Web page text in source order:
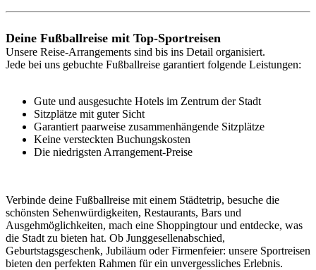
Deine Fußballreise mit Top-Sportreisen
Unsere Reise-Arrangements sind bis ins Detail organisiert.
Jede bei uns gebuchte Fußballreise garantiert folgende Leistungen:
Gute und ausgesuchte Hotels im Zentrum der Stadt
Sitzplätze mit guter Sicht
Garantiert paarweise zusammenhängende Sitzplätze
Keine versteckten Buchungskosten
Die niedrigsten Arrangement-Preise
Verbinde deine Fußballreise mit einem Städtetrip, besuche die
schönsten Sehenwürdigkeiten, Restaurants, Bars und
Ausgehmöglichkeiten, mach eine Shoppingtour und entdecke, was
die Stadt zu bieten hat. Ob Junggesellenabschied,
Geburtstagsgeschenk, Jubiläum oder Firmenfeier: unsere Sportreisen
bieten den perfekten Rahmen für ein unvergessliches Erlebnis.